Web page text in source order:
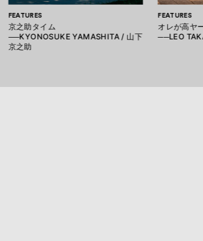
FEATURES
京之助タイム
──KYONOSUKE YAMASHITA / 山下
京之助
FEATURES
オレが高ヤ
──LEO